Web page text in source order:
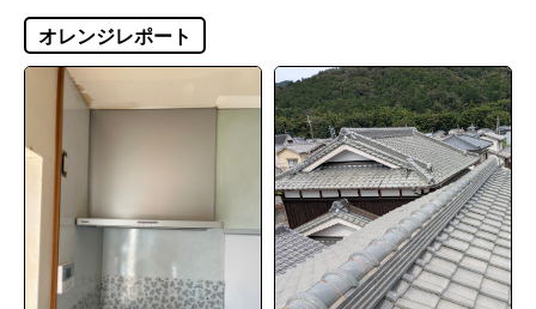
オレンジレポート